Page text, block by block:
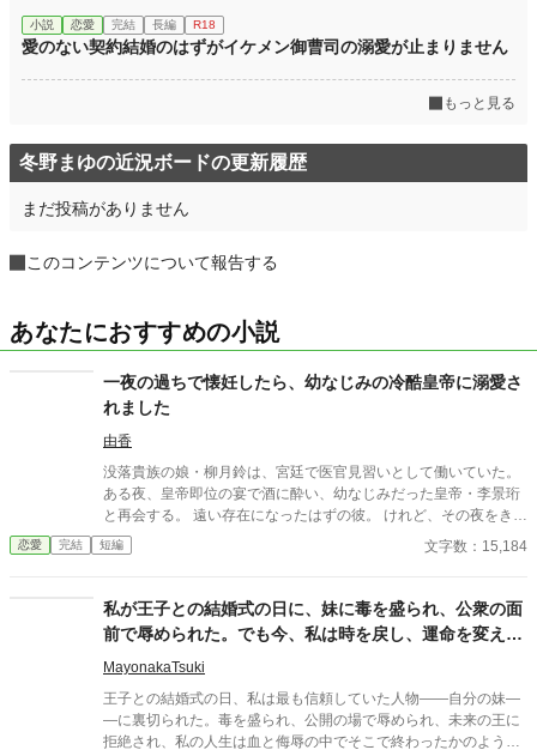
小説 恋愛 完結 長編 R18
愛のない契約結婚のはずがイケメン御曹司の溺愛が止まりません
もっと見る
冬野まゆの近況ボードの更新履歴
まだ投稿がありません
このコンテンツについて報告する
あなたにおすすめの小説
一夜の過ちで懐妊したら、幼なじみの冷酷皇帝に溺愛さ
れました
由香
没落貴族の娘・柳月鈴は、宮廷で医官見習いとして働いていた。
ある夜、皇帝即位の宴で酒に酔い、幼なじみだった皇帝・李景珩
と再会する。 遠い存在になったはずの彼。 けれど、その夜をきっ
かけに月鈴の運命は大きく動き出す。 冷酷と恐れられる皇帝が、
なぜか彼女だけには甘すぎて――。
恋愛 完結 短編 文字数：15,184
私が王子との結婚式の日に、妹に毒を盛られ、公衆の面
前で辱められた。でも今、私は時を戻し、運命を変えに
来た。
MayonakaTsuki
王子との結婚式の日、私は最も信頼していた人物――自分の妹―
―に裏切られた。毒を盛られ、公開の場で辱められ、未来の王に
拒絶され、私の人生は血と侮辱の中でそこで終わったかのように